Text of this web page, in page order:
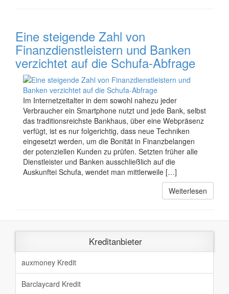
Eine steigende Zahl von
Finanzdienstleistern und Banken
verzichtet auf die Schufa-Abfrage
Im Internetzeitalter in dem sowohl nahezu jeder
Verbraucher ein Smartphone nutzt und jede Bank, selbst
das traditionsreichste Bankhaus, über eine Webpräsenz
verfügt, ist es nur folgerichtig, dass neue Techniken
eingesetzt werden, um die Bonität in Finanzbelangen
der potenziellen Kunden zu prüfen. Setzten früher alle
Dienstleister und Banken ausschließlich auf die
Auskunftei Schufa, wendet man mittlerweile […]
Weiterlesen
Kreditanbieter
auxmoney Kredit
Barclaycard Kredit